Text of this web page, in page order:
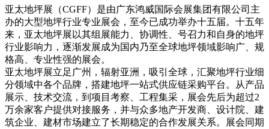
亚太地坪展（CGFF）是由广东鸿威国际会展集团有限公司主
办的大型地坪行业专业展会，至今已成功举办十五届。十五年
来，亚太地坪展以其组展能力、协调性、号召力和自身的地坪
行业影响力，逐渐发展成为国内乃至全球地坪领域影响广、规
格高、专业性强的展会。
亚太地坪展立足广州，辐射亚洲，吸引全球，汇聚地坪行业细
分领域中各个品牌，搭建地坪一站式供应链采购平台。从产品
展示、技术交流，到项目考察、工程集采，展会先后为超过2
万余家客户提供对接服务，并与众多地产开发商、设计院、建
筑企业、建材市场建立了长期稳定的合作发展关系。展会同期